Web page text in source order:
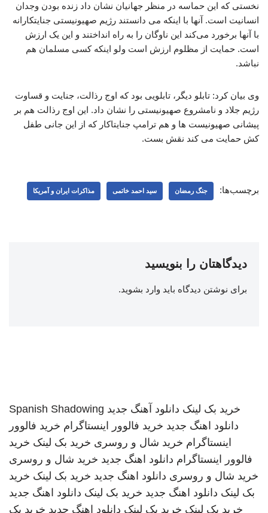
نخستی که این حماسه در منظر جهانیان نشان داد زنده بودن وجدان
انسانیت است. آنها با اینکه می دانستند رژیم صهیونیستی جنایتکارانه
با آنها برخورد می‌کند این ناوگان را به راه انداختند و این یک ارزش
است. حمایت از مظلوم ارزش است ولو اینکه کسی مسلمان هم
نباشد.
وی بیان کرد: تابلو دیگر، تابلویی بود که اوج رذالت، جنایت و قساوت
رژیم جلاد و نامشروع صهیونیستی را نشان داد. این اوج رذالت هم بر
پیشانی صهیونیست ها و هم ترامپ جنایتاکار که از این جانی طفل
کش حمایت می کند نقش بست.
برچسب‌ها: جنگ رمضان سید احمد خاتمی مذاکرات ایران و آمریکا
دیدگاهتان را بنویسید
برای نوشتن دیدگاه باید وارد بشوید.
خرید بک لینک دانلود آهنگ جدید Spanish Shadowing
دانلود اهنگ جدید خرید فالوور اینستاگرام خرید فالوور
اینستاگرام خرید شال و روسری خرید بک لینک خرید
فالوور اینستاگرام دانلود اهنگ جدید خرید شال و روسری
خرید شال و روسری دانلود اهنگ جدید خرید بک لینک خرید
بک لینک دانلود اهنگ جدید خرید بک لینک دانلود اهنگ جدید
خرید بک لینک خرید بک لینک دانلود اهنگ جدید خرید بک